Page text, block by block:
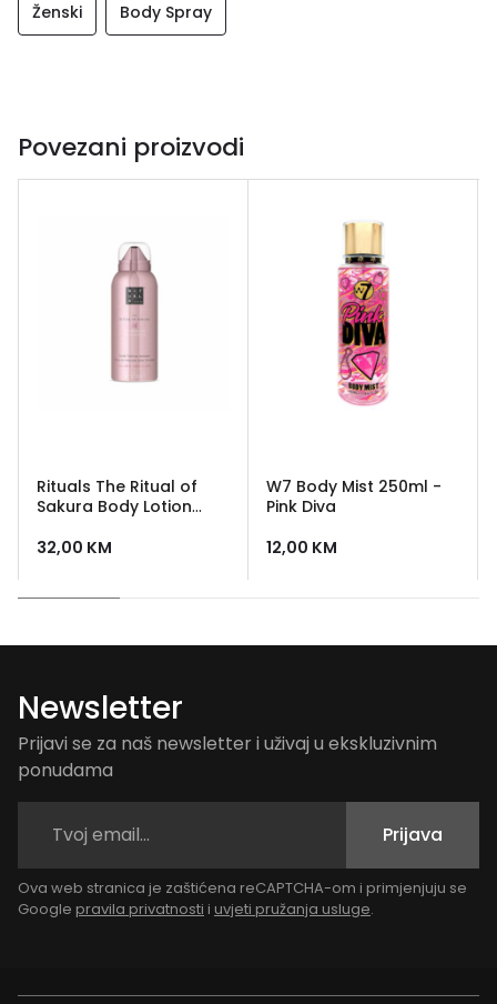
Ženski Body Spray
Povezani proizvodi
Rituals The Ritual of
Sakura Body Lotion
32,00 KM
W7 Body Mist 250ml -
Pink Diva
12,00 KM
Newsletter
Prijavi se za naš newsletter i uživaj u ekskluzivnim
ponudama
Prijava
Ova web stranica je zaštićena reCAPTCHA-om i primjenjuju se
Google pravila privatnosti i uvjeti pružanja usluge.